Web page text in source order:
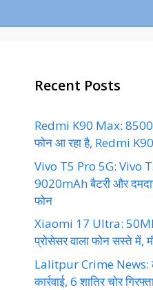
Recent Posts
Redmi K90 Max:
फोन आ रहा है, Redmi
Vivo T5 Pro 5G: Vivo
9020mAh बैटरी और
फोन
Xiaomi 17 Ultra:
प्रोसेसर वाला फोन सस्ते में,
Lalitpur Crime News:
कार्रवाई, 6 शातिर चोर